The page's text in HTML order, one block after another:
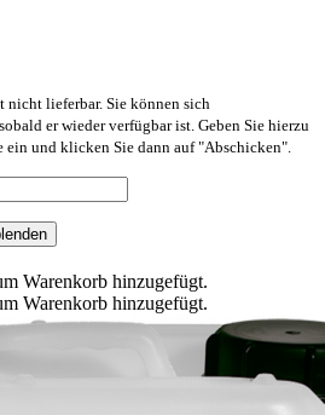
nicht lieferbar. Sie können sich
er wieder verfügbar ist. Geben Sie hierzu
ein und klicken Sie dann auf "Abschicken".
Warenkorb hinzugefügt.
Warenkorb hinzugefügt.